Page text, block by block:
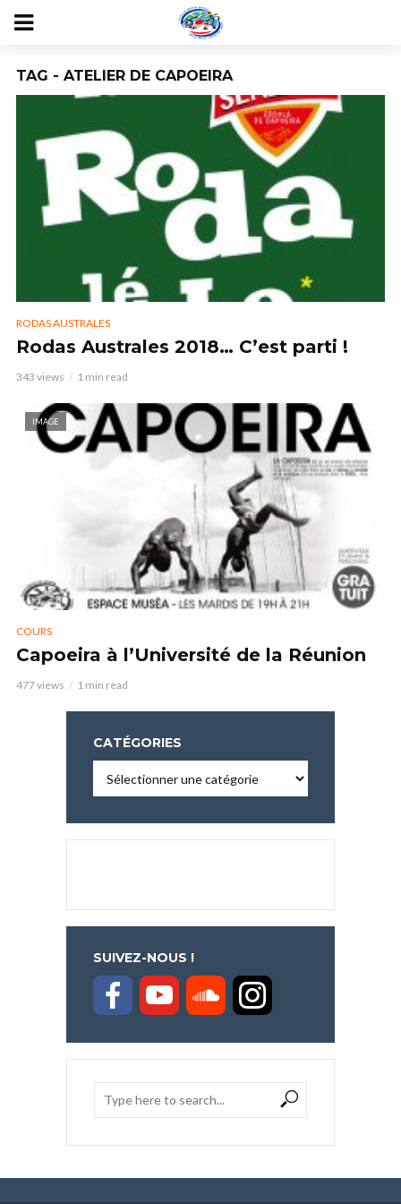
TAG - ATELIER DE CAPOEIRA
RODAS AUSTRALES
Rodas Australes 2018… C’est parti !
343 views 1 min read
IMAGE
COURS
Capoeira à l’Université de la Réunion
477 views 1 min read
CATÉGORIES
SUIVEZ-NOUS !